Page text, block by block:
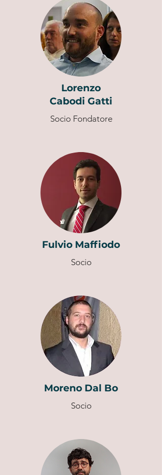
Lorenzo
Cabodi Gatti
Socio Fondatore
Fulvio Maffiodo
Socio
Moreno Dal Bo
Socio